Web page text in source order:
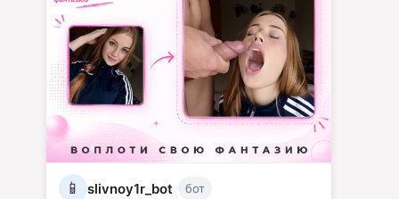
📱 slivnoy1r_bot бот